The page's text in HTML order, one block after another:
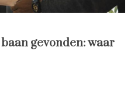
gevonden: waar